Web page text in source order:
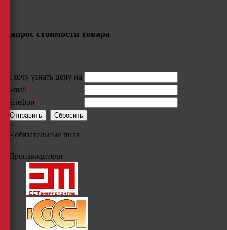
Запрос стоимости товара
Я хочу узнать цену на
E-mail*
Телефон*
- обязательные поля
Производители